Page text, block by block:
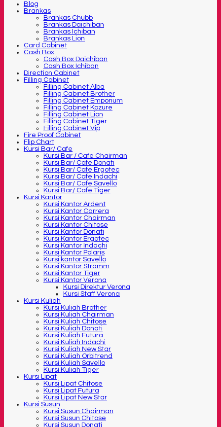
Blog
Brankas
Brankas Chubb
Brankas Daichiban
Brankas Ichiban
Brankas Lion
Card Cabinet
Cash Box
Cash Box Daichiban
Cash Box Ichiban
Direction Cabinet
Filling Cabinet
Filling Cabinet Alba
Filling Cabinet Brother
Filling Cabinet Emporium
Filling Cabinet Kozure
Filling Cabinet Lion
Filling Cabinet Tiger
Filling Cabinet Vip
Fire Proof Cabinet
Flip Chart
Kursi Bar/ Cafe
Kursi Bar / Cafe Chairman
Kursi Bar/ Cafe Donati
Kursi Bar/ Cafe Ergotec
Kursi Bar/ Cafe Indachi
Kursi Bar/ Cafe Savello
Kursi Bar/ Cafe Tiger
Kursi Kantor
Kursi Kantor Ardent
Kursi Kantor Carrera
Kursi Kantor Chairman
Kursi Kantor Chitose
Kursi Kantor Donati
Kursi Kantor Ergotec
Kursi Kantor Indachi
Kursi Kantor Polaris
Kursi kantor Savello
Kursi Kantor Stramm
Kursi Kantor Tiger
Kursi Kantor Verona
Kursi Direktur Verona
Kursi Staff Verona
Kursi Kuliah
Kursi Kuliah Brother
Kursi Kuliah Chairman
Kursi Kuliah Chitose
Kursi Kuliah Donati
Kursi Kuliah Futura
Kursi Kuliah Indachi
Kursi Kuliah New Star
Kursi Kuliah Orbitrend
Kursi Kuliah Savello
Kursi Kuliah Tiger
Kursi Lipat
Kursi Lipat Chitose
Kursi Lipat Futura
Kursi Lipat New Star
Kursi Susun
Kursi Susun Chairman
Kursi Susun Chitose
Kursi Susun Donati